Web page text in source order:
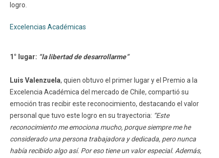
logro.
Excelencias Académicas
1° lugar: “la libertad de desarrollarme”
Luis Valenzuela, quien obtuvo el primer lugar y el Premio a la
Excelencia Académica del mercado de Chile, compartió su
emoción tras recibir este reconocimiento, destacando el valor
personal que tuvo este logro en su trayectoria: “Este
reconocimiento me emociona mucho, porque siempre me he
considerado una persona trabajadora y dedicada, pero nunca
había recibido algo así. Por eso tiene un valor especial. Además,